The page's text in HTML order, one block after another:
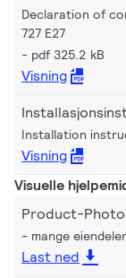
Declaration of
727 E27
pdf 325.2 kB
Visning
Installation
Visning
Visuelle
Product-
mange eiendeler
Last ned